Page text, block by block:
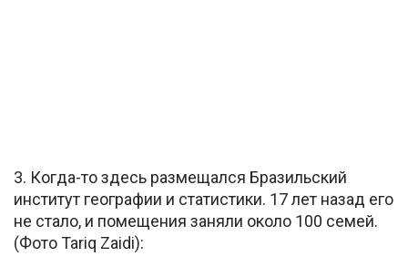
3. Когда-то здесь размещался Бразильский
институт географии и статистики. 17 лет назад его
не стало, и помещения заняли около 100 семей.
(Фото Tariq Zaidi):